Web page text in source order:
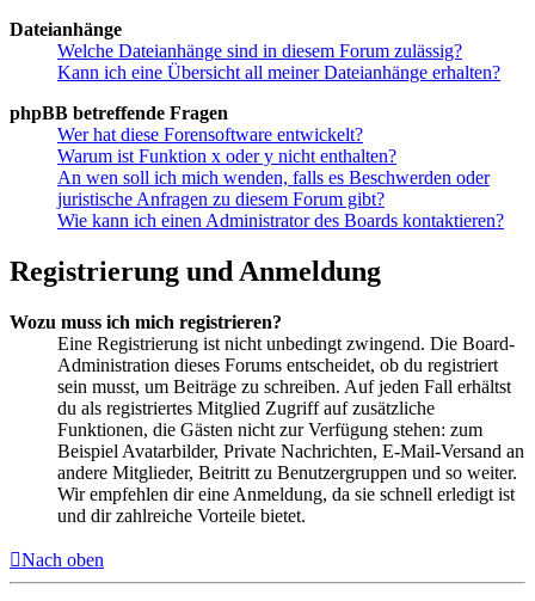
Dateianhänge
Welche Dateianhänge sind in diesem Forum zulässig?
Kann ich eine Übersicht all meiner Dateianhänge erhalten?
phpBB betreffende Fragen
Wer hat diese Forensoftware entwickelt?
Warum ist Funktion x oder y nicht enthalten?
An wen soll ich mich wenden, falls es Beschwerden oder
juristische Anfragen zu diesem Forum gibt?
Wie kann ich einen Administrator des Boards kontaktieren?
Registrierung und Anmeldung
Wozu muss ich mich registrieren?
Eine Registrierung ist nicht unbedingt zwingend. Die Board-
Administration dieses Forums entscheidet, ob du registriert
sein musst, um Beiträge zu schreiben. Auf jeden Fall erhältst
du als registriertes Mitglied Zugriff auf zusätzliche
Funktionen, die Gästen nicht zur Verfügung stehen: zum
Beispiel Avatarbilder, Private Nachrichten, E-Mail-Versand an
andere Mitglieder, Beitritt zu Benutzergruppen und so weiter.
Wir empfehlen dir eine Anmeldung, da sie schnell erledigt ist
und dir zahlreiche Vorteile bietet.
Nach oben